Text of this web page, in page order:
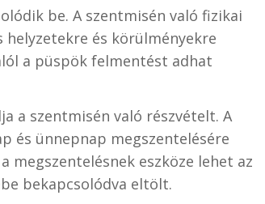
be. A szentmisén való fizikai
és körülményekre
a püspök felmentést adhat
a szentmisén való részvételt. A
és ünnepnap megszentelésére
megszentelésnek eszköze lehet az
bekapcsolódva eltölt.